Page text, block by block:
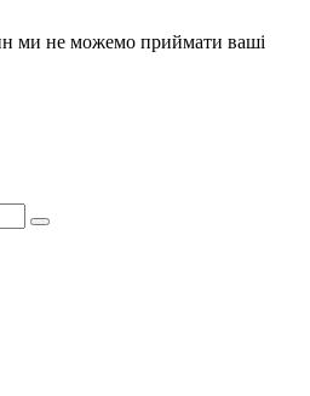
ми не можемо приймати ваші